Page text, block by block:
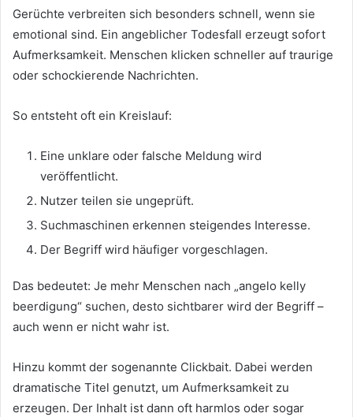
Gerüchte verbreiten sich besonders schnell, wenn sie
emotional sind. Ein angeblicher Todesfall erzeugt sofort
Aufmerksamkeit. Menschen klicken schneller auf traurige
oder schockierende Nachrichten.
So entsteht oft ein Kreislauf:
Eine unklare oder falsche Meldung wird
veröffentlicht.
Nutzer teilen sie ungeprüft.
Suchmaschinen erkennen steigendes Interesse.
Der Begriff wird häufiger vorgeschlagen.
Das bedeutet: Je mehr Menschen nach „angelo kelly
beerdigung“ suchen, desto sichtbarer wird der Begriff –
auch wenn er nicht wahr ist.
Hinzu kommt der sogenannte Clickbait. Dabei werden
dramatische Titel genutzt, um Aufmerksamkeit zu
erzeugen. Der Inhalt ist dann oft harmlos oder sogar